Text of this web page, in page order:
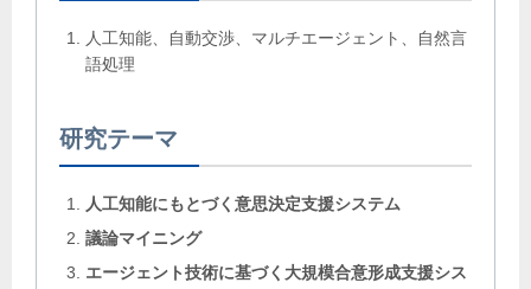
人工知能、自動交渉、マルチエージェント、自然言
語処理
研究テーマ
人工知能にもとづく意思決定支援システム
議論マイニング
エージェント技術に基づく大規模合意形成支援シス